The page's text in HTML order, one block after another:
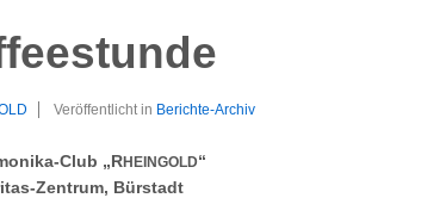
Veröffentlicht in Berichte-Archiv
Club „RHEINGOLD“
Zentrum, Bürstadt